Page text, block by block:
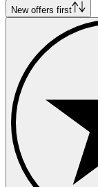
New offers first